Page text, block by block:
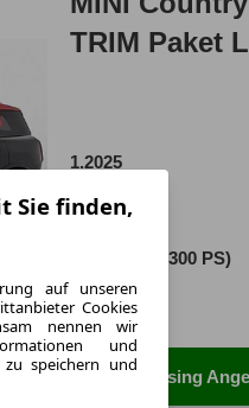
TRIM Paket L
1.2025
24 Monate
ca. 221 kW (300 PS)
Zum Leasing
Sie finden,
auf unseren
Cookies
nennen wir
und
zu speichern und